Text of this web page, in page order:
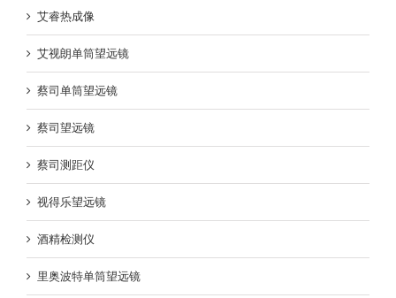
艾睿热成像
艾视朗单筒望远镜
蔡司单筒望远镜
蔡司望远镜
蔡司测距仪
视得乐望远镜
酒精检测仪
里奥波特单筒望远镜